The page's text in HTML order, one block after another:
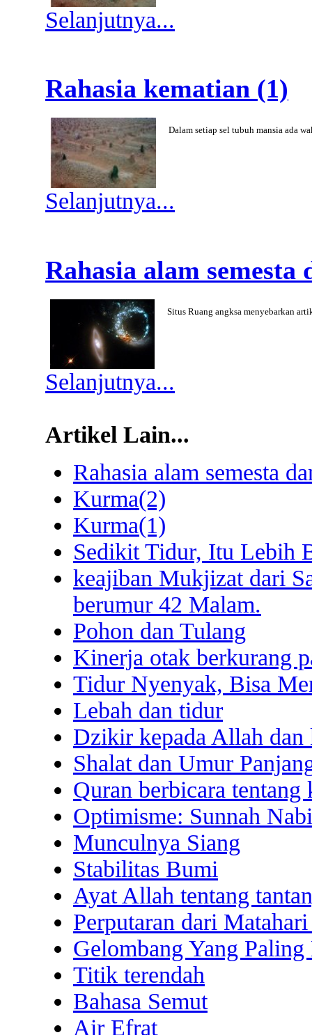
Selanjutnya...
Rahasia kematian (1)
Dalam setiap sel tubuh mansia ada
Selanjutnya...
Rahasia alam semesta
Situs Ruang angksa menyebarkan
Selanjutnya...
Artikel Lain...
Rahasia alam semesta
Kurma(2)
Kurma(1)
Sedikit Tidur, Itu Lebih
keajiban Mukjizat dari
berumur 42 Malam.
Pohon dan Tulang
Kinerja otak berkurang
Tidur Nyenyak, Bisa
Lebah dan tidur
Dzikir kepada Allah dan
Shalat dan Umur
Quran berbicara tentang
Optimisme: Sunnah
Munculnya Siang
Stabilitas Bumi
Ayat Allah tentang
Perputaran dari
Gelombang Yang Paling
Titik terendah
Bahasa Semut
Air Efrat